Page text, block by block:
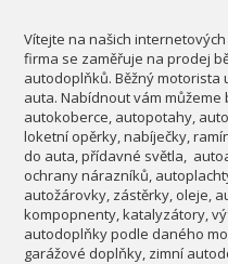
Vítejte na našich internetových
firma se zaměřuje na prodej
autodoplňků. Běžný
auta. Nabídnout vám
autokoberce, autopotahy,
loketní opěrky, nabíječky,
do auta, přídavné světla,
ochrany nárazníků,
autožárovky, zástěrky, oleje,
kompopnenty, katalyzátory,
autodoplňky podle daného
garážové doplňky, zimní